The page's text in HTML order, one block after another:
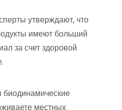
утверждают, что
имеют больший
за счет здоровой
местных